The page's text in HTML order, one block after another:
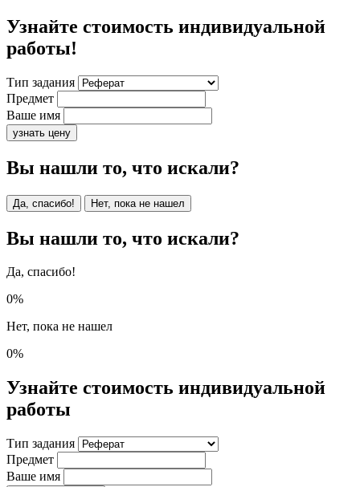
Узнайте стоимость индивидуальной
работы!
Тип задания
Предмет
Ваше имя
узнать цену
Вы нашли то, что искали?
Да, спасибо! Нет, пока не нашел
Вы нашли то, что искали?
Да, спасибо!
0%
Нет, пока не нашел
0%
Узнайте стоимость индивидуальной
работы
Тип задания
Предмет
Ваше имя